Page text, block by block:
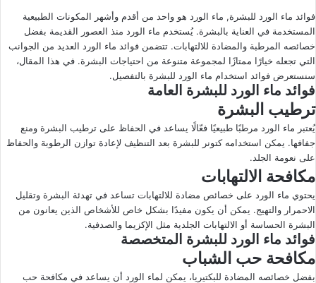
ل
ى
X
ر
ي
د
ا
ل
ك
ت
ن
ا
فوائد ماء الورد للبشرة, ماء الورد هو واحد من أقدم وأشهر المكونات الطبيعية
المستخدمة في العناية بالبشرة. يُستخدم ماء الورد منذ العصور القديمة بفضل
خصائصه المرطبة والمضادة للالتهابات. تتضمن فوائد ماء الورد العديد من الجوانب
التي تجعله خيارًا ممتازًا لمجموعة متنوعة من احتياجات البشرة. في هذا المقال،
سنستعرض فوائد استخدام ماء الورد للبشرة بالتفصيل.
فوائد ماء الورد للبشرة العامة
ترطيب البشرة
يُعتبر ماء الورد مرطبًا طبيعيًا فعّالًا يساعد في الحفاظ على ترطيب البشرة ومنع
جفافها. يمكن استخدامه كتونر للبشرة بعد التنظيف لإعادة توازن الرطوبة والحفاظ
على نعومة الجلد.
مكافحة الالتهابات
يحتوي ماء الورد على خصائص مضادة للالتهابات تساعد في تهدئة البشرة وتقليل
الاحمرار والتهيج. يمكن أن يكون مفيدًا بشكل خاص للأشخاص الذين يعانون من
البشرة الحساسة أو الالتهابات الجلدية مثل الإكزيما والصدفية.
فوائد ماء الورد للبشرة المتخصصة
مكافحة حب الشباب
بفضل خصائصه المضادة للبكتيريا، يمكن لماء الورد أن يساعد في مكافحة حب